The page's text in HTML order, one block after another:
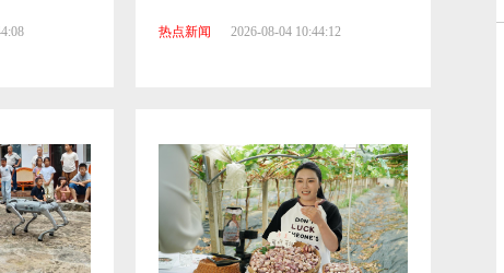
热点新闻 2026-08-04 10:44:12